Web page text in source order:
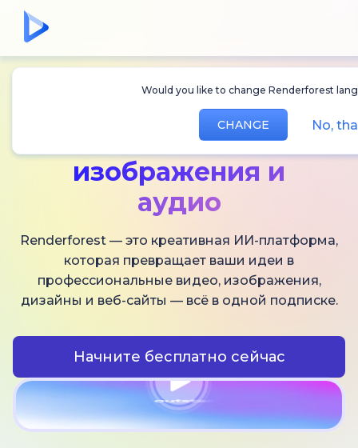
Would you like to change Renderforest
CHANGE No,
СоздавайтеИИ-
видео,
изображения и
аудио
Renderforest — это креативная ИИ-платформа,
которая превращает ваши идеи в
профессиональные видео, изображения,
дизайны и веб-сайты — всё в одной подписке.
Начните бесплатно сейчас